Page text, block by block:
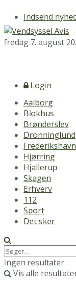
Indsend
fredag 7. august
Login
Aalborg
Blokhus
Brønderslev
Dronninglund
Frederikshavn
Hjørring
Hjallerup
Skagen
Erhverv
112
Sport
Det sker
Ingen resultater
Vis alle